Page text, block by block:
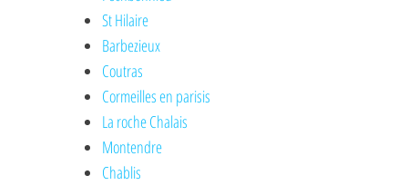
St Hilaire
Barbezieux
Coutras
Cormeilles en parisis
La roche Chalais
Montendre
Chablis